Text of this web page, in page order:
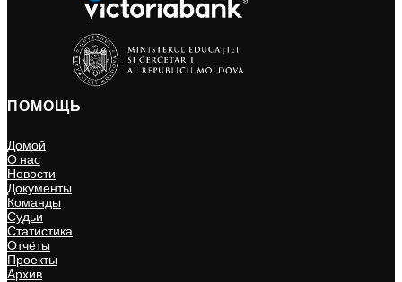
ПОМОЩЬ
Домой
О нас
Новости
Документы
Команды
Судьи
Статистика
Отчёты
Проекты
Архив